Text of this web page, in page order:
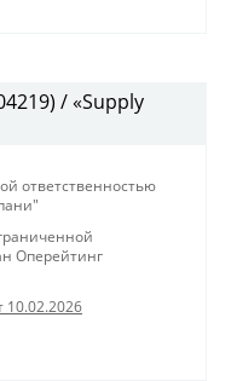
/ «Supply
ответственностью
Оперейтинг
10.02.2026